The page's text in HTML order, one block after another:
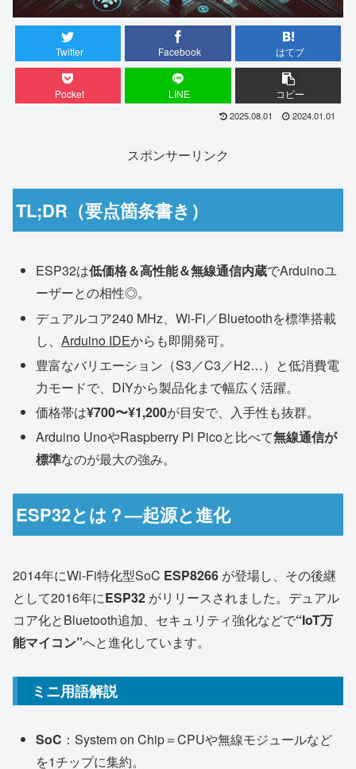
Twitter Facebook はてブ
Pocket LINE コピー
2025.08.01 2024.01.01
スポンサーリンク
TL;DR（要点箇条書き）
ESP32は低価格＆高性能＆無線通信内蔵でArduinoユ
ーザーとの相性◎。
デュアルコア240 MHz、Wi-Fi／Bluetoothを標準搭載
し、Arduino IDEからも即開発可。
豊富なバリエーション（S3／C3／H2…）と低消費電
力モードで、DIYから製品化まで幅広く活躍。
価格帯は¥700〜¥1,200が目安で、入手性も抜群。
Arduino UnoやRaspberry Pi Picoと比べて無線通信が
標準なのが最大の強み。
ESP32とは？—起源と進化
2014年にWi-Fi特化型SoC ESP8266 が登場し、その後継
として2016年にESP32 がリリースされました。デュアル
コア化とBluetooth追加、セキュリティ強化などで“IoT万
能マイコン”へと進化しています。
ミニ用語解説
SoC ：System on Chip＝CPUや無線モジュールなど
を1チップに集約。